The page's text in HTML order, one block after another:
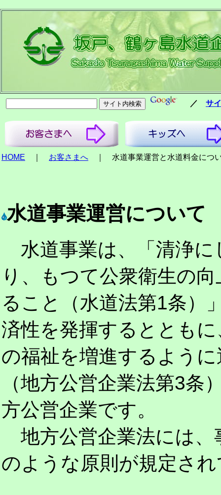
／ サ
HOME お客さまへ ｜ 水道事業運営と水道料金につ
水道事業運営について
水道事業は、「清浄に
り、もつて公衆衛生の
ること（水道法第1条）
済性を発揮するととも
の福祉を増進するよう
（地方公営企業法第3条
方公営企業です。
地方公営企業法には、
のような原則が規定さ